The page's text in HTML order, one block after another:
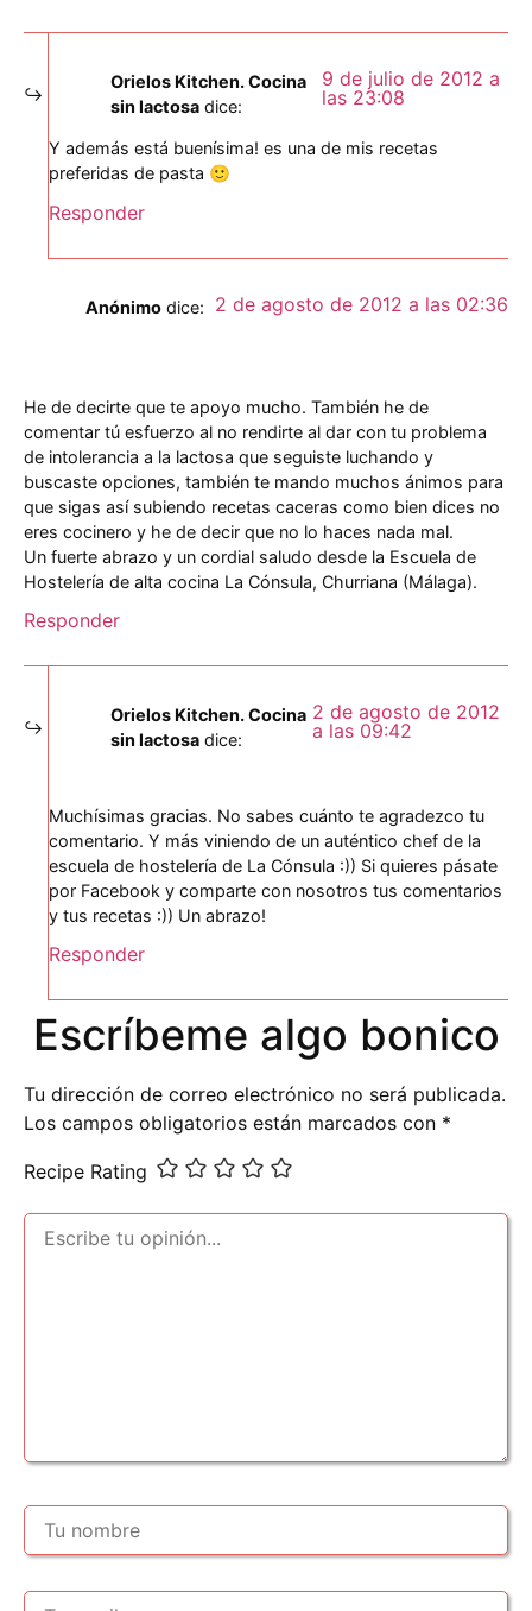
Orielos Kitchen. Cocina
sin lactosa dice:
9 de julio de 2012 a
las 23:08
Y además está buenísima! es una de mis recetas
preferidas de pasta 🙂
Responder
Anónimo dice: 2 de agosto de 2012 a las 02:36
He de decirte que te apoyo mucho. También he de
comentar tú esfuerzo al no rendirte al dar con tu problema
de intolerancia a la lactosa que seguiste luchando y
buscaste opciones, también te mando muchos ánimos para
que sigas así subiendo recetas caceras como bien dices no
eres cocinero y he de decir que no lo haces nada mal.
Un fuerte abrazo y un cordial saludo desde la Escuela de
Hostelería de alta cocina La Cónsula, Churriana (Málaga).
Responder
Orielos Kitchen. Cocina
sin lactosa dice:
2 de agosto de 2012
a las 09:42
Muchísimas gracias. No sabes cuánto te agradezco tu
comentario. Y más viniendo de un auténtico chef de la
escuela de hostelería de La Cónsula :)) Si quieres pásate
por Facebook y comparte con nosotros tus comentarios
y tus recetas :)) Un abrazo!
Responder
Escríbeme algo bonico
Tu dirección de correo electrónico no será publicada.
Los campos obligatorios están marcados con *
Recipe Rating